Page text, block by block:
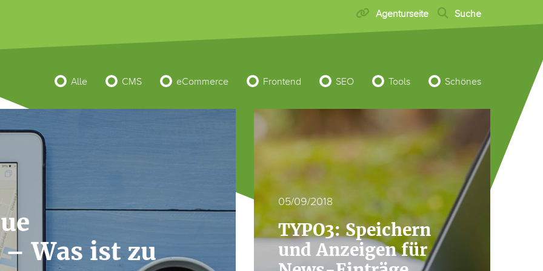
Agenturseite Suche
Alle CMS eCommerce Frontend SEO Tools Schönes
Was ist zu
05/09/2018
TYPO3: Speichern
und Anzeigen für